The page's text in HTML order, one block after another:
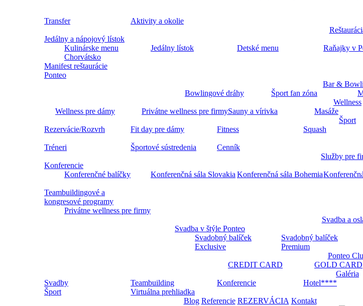
Transfer
Aktivity a okolie
Jedálny a nápojový lístok
Kulinárske menu
Chorvátsko
Jedálny lístok Detské menu Raňajky v
Manifest reštaurácie
Ponteo
Bar &
Bowlingové dráhy
Šport fan zóna
Wellness
Wellness pre dámy
Privátne wellness pre firmySauny a vírivka Masáže
Šport
Rezervácie/Rozvrh
Fit day pre dámy Fitness Squash
Tréneri
Športové sústredenia
Cenník
Služby pre
Konferencie
Konferenčné balíčky
Konferenčná sála Slovakia Konferenčná sála Bohemia
Teambuildingové a
kongresové programy
Privátne wellness pre firmy
Svadba a
Svadba v štýle Ponteo
Svadobný balíček
Exclusive
Svadobný balíček
Premium
Ponteo
CREDIT CARD
GOLD CARD
Galéria
Svadby
Teambuilding Konferencie Hotel****
Šport
Virtuálna prehliadka
Blog Referencie REZERVÁCIA Kontakt